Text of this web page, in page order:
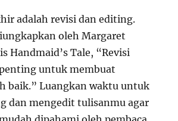
adalah revisi dan editing.
oleh Margaret
Handmaid’s Tale, “Revisi
untuk membuat
baik.” Luangkan waktu untuk
dan mengedit tulisanmu agar